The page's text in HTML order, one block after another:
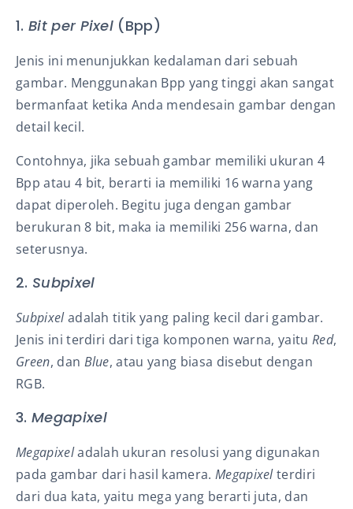
1. Bit per Pixel (Bpp)
Jenis ini menunjukkan kedalaman dari sebuah
gambar. Menggunakan Bpp yang tinggi akan sangat
bermanfaat ketika Anda mendesain gambar dengan
detail kecil.
Contohnya, jika sebuah gambar memiliki ukuran 4
Bpp atau 4 bit, berarti ia memiliki 16 warna yang
dapat diperoleh. Begitu juga dengan gambar
berukuran 8 bit, maka ia memiliki 256 warna, dan
seterusnya.
2. Subpixel
Subpixeladalah titik yang paling kecil dari gambar.
Jenis ini terdiri dari tiga komponen warna, yaituRed,
Green, dan Blue, atau yang biasa disebut dengan
RGB.
3. Megapixel
Megapixeladalah ukuran resolusi yang digunakan
pada gambar dari hasil kamera. Megapixelterdiri
dari dua kata, yaitu mega yang berarti juta, dan